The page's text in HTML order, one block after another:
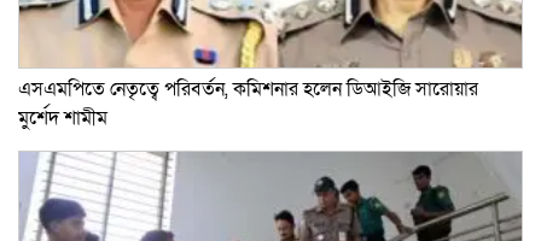
এসএমপিতে নেতৃত্বে পরিবর্তন, কমিশনার হলেন ডিআইজি সারোয়ার
মুর্শেদ শামীম